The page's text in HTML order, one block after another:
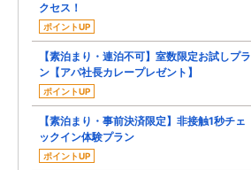
クセス！
ポイントUP
【素泊まり・連泊不可】室数限定お試しプラ
ン【アパ社長カレープレゼント】
ポイントUP
【素泊まり・事前決済限定】非接触1秒チェ
ックイン体験プラン
ポイントUP